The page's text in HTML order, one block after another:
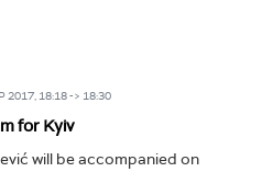
18:18 -> 18:30
for Kyiv
will be accompanied on